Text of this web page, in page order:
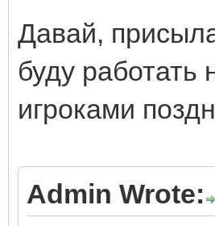
Давай,
буду работать
игроками
Admin Wrote: